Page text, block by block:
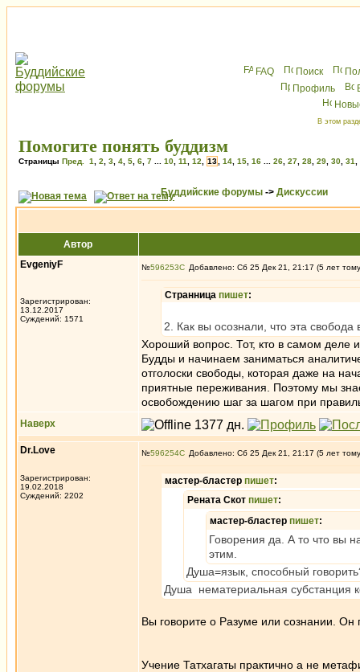
FAQ Поиск
Профиль
В этом
Помогите понять буддизм
Страницы Пред. 1 2 3 4 5 6 7 10 11 12 13 14 15 16 26 27 28 29 30 31
Буддийские форумы -> Дискуссии
Автор
EvgeniyF
Зарегистрирован:
13.12.2017
Суждений: 1571
№596253 Добавлено: Сб 25 Дек 21, 21:17 (5 лет
Странница пишет:
2. Как вы осознали, что эта
Хороший вопрос. Тот, кто в самом деле
Будды и начинаем заниматься
отголоски свободы, которая даже на
приятные переживания. Поэтому мы
освобождению шаг за шагом при
Наверх
Dr.Love
Зарегистрирован:
19.02.2018
Суждений: 2202
№596254 Добавлено: Сб 25 Дек 21, 21:17 (5 лет
мастер-бластер пишет:
Рената Скот пишет:
мастер-бластер пишет:
Говорения да. А то что вы
этим.
Душа=язык, способный
Душа нематериальная субстанция
Вы говорите о Разуме или сознании. Он
Учение Татхагаты практично а не